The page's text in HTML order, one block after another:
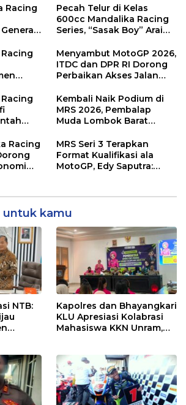
Sampah Jadi Rupiah
Racing
Raya
Pecah Telur di Kelas
600cc Mandalika Racing
Series, “Sasak Boy” Arai
Kemenangan
Menyambut MotoGP 2026,
ITDC dan DPR RI Dorong
Perbaikan Akses Jalan
di KEK Mandalika
Kembali Naik Podium di
MRS 2026, Pembalap
Muda Lombok Barat
Menuju Tingkat Asia
Racing
MRS Seri 3 Terapkan
Format Kualifikasi ala
MotoGP, Edy Saputra:
untuk kamu
NTB:
Kapolres dan Bhayangkari
KLU Apresiasi Kolabrasi
Mahasiswa KKN Unram,